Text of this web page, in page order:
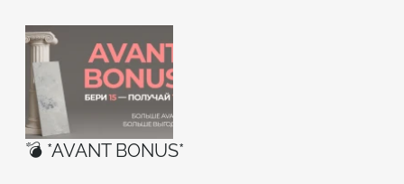
💣 *AVANT BONUS*